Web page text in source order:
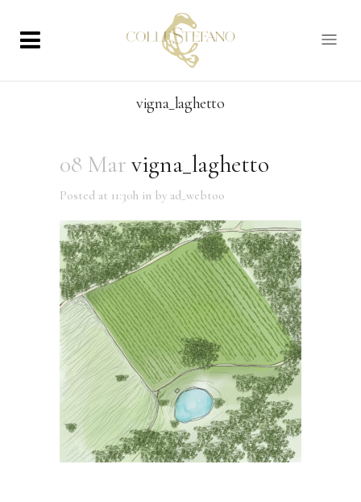
vigna_laghetto
08 Marvigna_laghetto
Posted at 11:30h in by ad_webtoo